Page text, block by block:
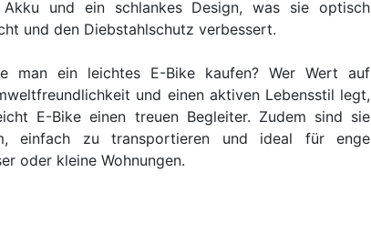
Akku und ein schlankes Design, was sie optisch
und den Diebstahlschutz verbessert.
man ein leichtes E-Bike kaufen? Wer Wert auf
und einen aktiven Lebensstil legt,
E-Bike einen treuen Begleiter. Zudem sind sie
einfach zu transportieren und ideal für enge
oder kleine Wohnungen.